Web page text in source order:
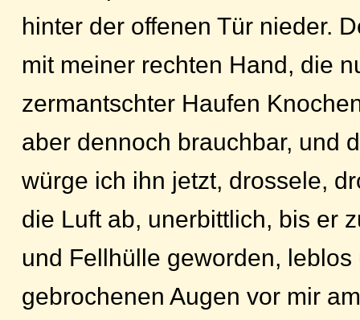
hinter der offenen Tür nieder.
mit meiner rechten Hand, die
zermantschter Haufen
aber dennoch brauchbar, und
würge ich ihn jetzt, drossele,
die Luft ab, unerbittlich, bis er
und Fellhülle geworden, leblos
gebrochenen Augen vor mir